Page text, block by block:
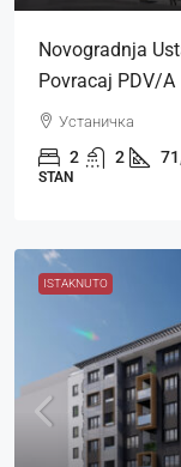
Novogradnja
Povracaj PDV/a
Устаничка
2 2
STAN
ISTAKNUTO